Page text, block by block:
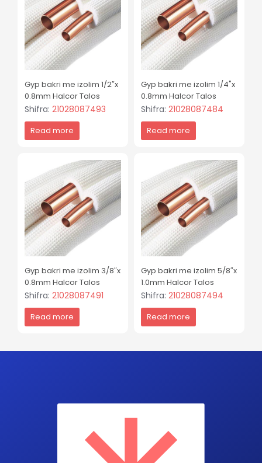
Gyp bakri me izolim 1/2″x
0.8mm Halcor Talos
Read more
Shifra: 21028087493
Gyp bakri me izolim 1/4"x
0.8mm Halcor Talos
Read more
Shifra: 21028087484
Gyp bakri me izolim 3/8″x
0.8mm Halcor Talos
Read more
Shifra: 21028087491
Gyp bakri me izolim 5/8″x
1.0mm Halcor Talos
Read more
Shifra: 21028087494